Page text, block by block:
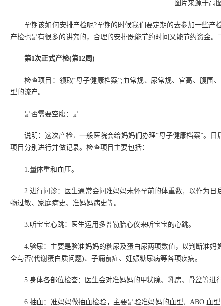
图片来源于高
孕期该如何安排产检呢?孕期的时候我们要定期的去参加一些
产检也是有很多的讲究的，合理的安排既能节约时间又能节约资金
第1次正式产检(第12周)
检查项目：领取“母子健康档案”;血常规、尿常规、宫高、腹围
型的流产。
是否需要空腹：是
说明：这次产检，一般医院会给妈妈们办理“母子健康档案”。
项目分别进行并做记录。检查项目主要包括：
1.量体重和血压。
2.进行问诊：医生通常会问准妈妈未怀孕前的体重数，以作为
物过敏、家庭病史、准妈妈病史等。
3.听宝宝心跳：医生运用多普勒胎心仪来听宝宝的心跳。
4.验尿：主要是验准妈妈的糖尿及蛋白尿两项数值，以判断准
全与否(代谢蛋白质问题)、子痫前症、妊娠糖尿病等各项疾病。
5.身体各部位检查：医生会对准妈妈的甲状腺、乳房、骨盆等进
6.抽血：准妈妈做抽血检验，主要是验准妈妈的血型、ABO 血